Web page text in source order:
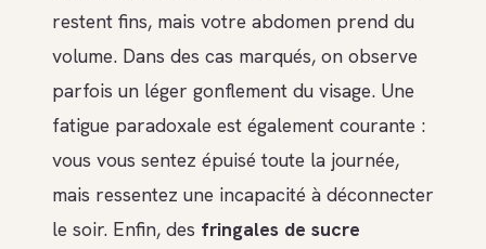
restent fins, mais votre abdomen prend du
volume. Dans des cas marqués, on observe
parfois un léger gonflement du visage. Une
fatigue paradoxale est également courante :
vous vous sentez épuisé toute la journée,
mais ressentez une incapacité à déconnecter
le soir. Enfin, des fringales de sucre